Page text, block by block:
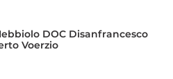
DOC Disanfrancesco
Voerzio